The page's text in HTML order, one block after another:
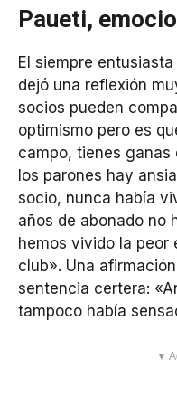
Paueti,
El siempre entusiasta
dejó una reflexión
socios pueden
optimismo pero es
campo, tienes ganas
los parones hay
socio, nunca había
años de abonado no
hemos vivido la peor
club». Una
sentencia certera:
tampoco había
▼